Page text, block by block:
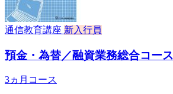
通信教育講座 新入行員
預金・為替／融資業務総合コース
3ヵ月コース